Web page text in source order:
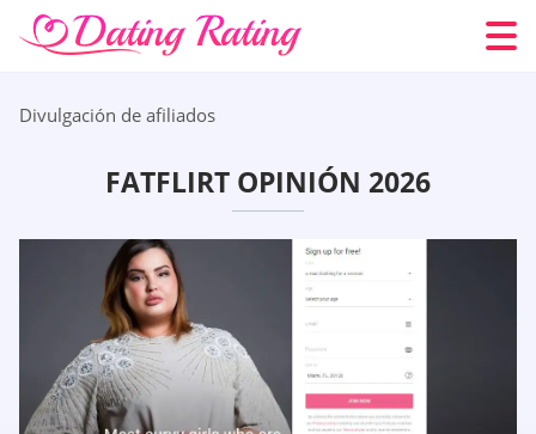
Divulgación de afiliados
FATFLIRT OPINIÓN 2026